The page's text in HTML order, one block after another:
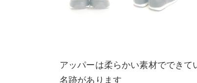
アッパーは柔らかい素材ででき
名跡があります